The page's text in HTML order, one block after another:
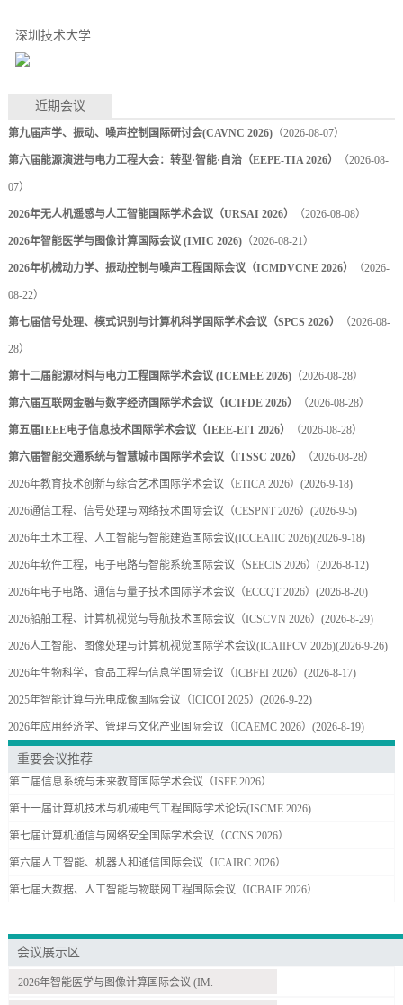
深圳技术大学
近期会议
第九届声学、振动、噪声控制国际研讨会(CAVNC 2026)（2026-08-07）
第六届能源演进与电力工程大会：转型·智能·自治（EEPE-TIA 2026） （2026-08-
07）
2026年无人机遥感与人工智能国际学术会议（URSAI 2026） （2026-08-08）
2026年智能医学与图像计算国际会议 (IMIC 2026)（2026-08-21）
2026年机械动力学、振动控制与噪声工程国际会议（ICMDVCNE 2026） （2026-
08-22）
第七届信号处理、模式识别与计算机科学国际学术会议（SPCS 2026） （2026-08-
28）
第十二届能源材料与电力工程国际学术会议 (ICEMEE 2026)（2026-08-28）
第六届互联网金融与数字经济国际学术会议（ICIFDE 2026） （2026-08-28）
第五届IEEE电子信息技术国际学术会议（IEEE-EIT 2026） （2026-08-28）
第六届智能交通系统与智慧城市国际学术会议（ITSSC 2026） （2026-08-28）
2026年教育技术创新与综合艺术国际学术会议（ETICA 2026） (2026-9-18)
2026通信工程、信号处理与网络技术国际会议（CESPNT 2026） (2026-9-5)
2026年土木工程、人工智能与智能建造国际会议(ICCEAIIC 2026)(2026-9-18)
2026年软件工程，电子电路与智能系统国际会议（SEECIS 2026） (2026-8-12)
2026年电子电路、通信与量子技术国际学术会议（ECCQT 2026） (2026-8-20)
2026船舶工程、计算机视觉与导航技术国际会议（ICSCVN 2026） (2026-8-29)
2026人工智能、图像处理与计算机视觉国际学术会议(ICAIIPCV 2026)(2026-9-26)
2026年生物科学，食品工程与信息学国际会议（ICBFEI 2026） (2026-8-17)
2025年智能计算与光电成像国际会议（ICICOI 2025） (2026-9-22)
2026年应用经济学、管理与文化产业国际会议（ICAEMC 2026） (2026-8-19)
重要会议推荐
第二届信息系统与未来教育国际学术会议（ISFE 2026）
第十一届计算机技术与机械电气工程国际学术论坛(ISCME 2026)
第七届计算机通信与网络安全国际学术会议（CCNS 2026）
第六届人工智能、机器人和通信国际会议（ICAIRC 2026）
第七届大数据、人工智能与物联网工程国际会议（ICBAIE 2026）
会议展示区
2026年智能医学与图像计算国际会议 (IM.